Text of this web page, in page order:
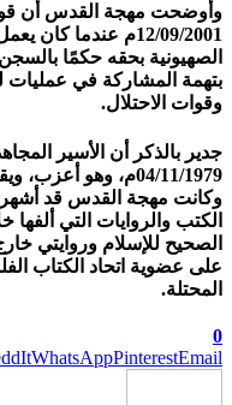
وأوضحت مهجة القدس أن قوات
12/09/2001م عندما
بتهمة المشاركة في عمليات
وقوات الاحتلال.
جدير بالذكر أن الأسير
04/11/1979م، وهو
وكانت مهجة القدس قد
الكتب والروايات التي
الصحيح للإسلام وروايتي
على عضوية اتحاد الكتاب
المحتلة.
0
WhatsAppPinterestEmail